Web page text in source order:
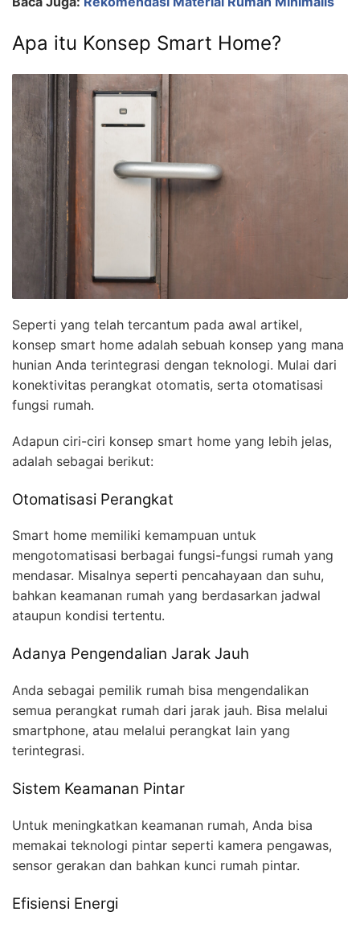
Apa itu Konsep Smart Home?
Seperti yang telah tercantum pada awal artikel,
konsep smart home adalah sebuah konsep yang mana
hunian Anda terintegrasi dengan teknologi. Mulai dari
konektivitas perangkat otomatis, serta otomatisasi
fungsi rumah.
Adapun ciri-ciri konsep smart home yang lebih jelas,
adalah sebagai berikut:
Otomatisasi Perangkat
Smart home memiliki kemampuan untuk
mengotomatisasi berbagai fungsi-fungsi rumah yang
mendasar. Misalnya seperti pencahayaan dan suhu,
bahkan keamanan rumah yang berdasarkan jadwal
ataupun kondisi tertentu.
Adanya Pengendalian Jarak Jauh
Anda sebagai pemilik rumah bisa mengendalikan
semua perangkat rumah dari jarak jauh. Bisa melalui
smartphone, atau melalui perangkat lain yang
terintegrasi.
Sistem Keamanan Pintar
Untuk meningkatkan keamanan rumah, Anda bisa
memakai teknologi pintar seperti kamera pengawas,
sensor gerakan dan bahkan kunci rumah pintar.
Efisiensi Energi